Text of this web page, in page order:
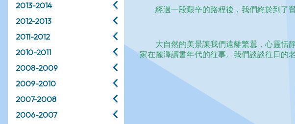
2013-2014
2012-2013
2011-2012
2010-2011
2008-2009
2009-2010
2007-2008
2006-2007